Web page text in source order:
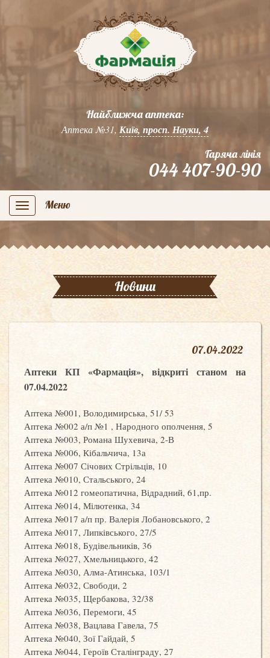
Найближча аптека:
Аптека №31, Київ, просп. Науки, 4
Гаряча лінія
044 407-90-90
navigation
Меню
Новини
07.04.2022
Аптеки КП «Фармація», відкриті станом на
07.04.2022
Аптека №001, Володимирська, 51/ 53
Аптека №002 а/п №1 , Народного ополчення, 5
Аптека №003, Романа Шухевича, 2-В
Аптека №006, Кібальчича, 13а
Аптека №007 Січових Стрільців, 10
Аптека №010, Стальського, 24
Аптека №012 гомеопатична, Відрадний, 61,пр.
Аптека №014, Мілютенка, 34
Аптека №017 а/п пр. Валерія Лобановського, 2
Аптека №017, Липківського, 27/5
Аптека №018, Будівельників, 36
Аптека №027, Хмельницького, 42
Аптека №030, Алма-Атинська, 103/1
Аптека №032, Свободи, 2
Аптека №035, Щербакова, 32/38
Аптека №036, Перемоги, 45
Аптека №038, Вацлава Гавела, 75
Аптека №040, Зої Гайдай, 5
Аптека №044, Героїв Сталінграду, 27